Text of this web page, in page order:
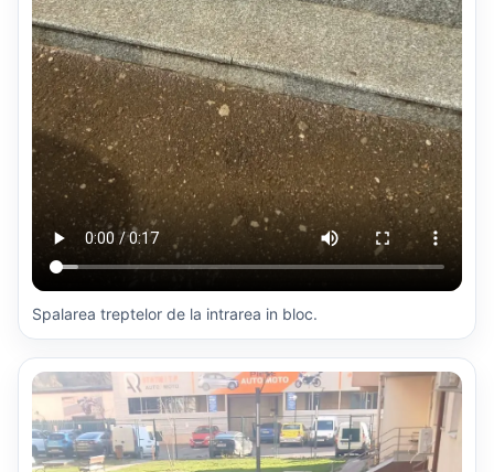
Spalarea treptelor de la intrarea in bloc.